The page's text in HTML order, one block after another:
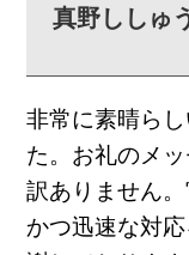
真野ししゅ
非常に素晴ら
た。お礼のメ
訳ありません
かつ迅速な対